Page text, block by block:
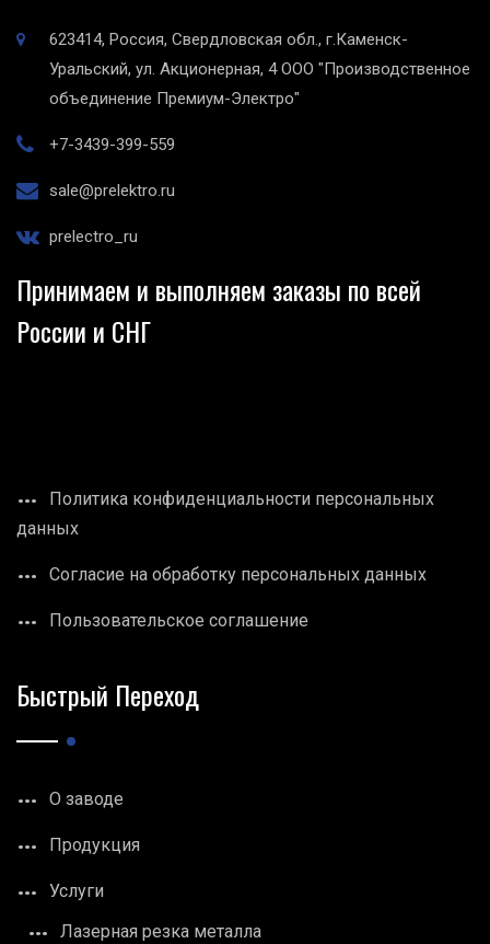
623414, Россия, Свердловская обл., г.Каменск-
Уральский, ул. Акционерная, 4 ООО "Производственное
объединение Премиум-Электро"
+7-3439-399-559
sale@prelektro.ru
prelectro_ru
Принимаем и выполняем заказы по всей
России и СНГ
Политика конфиденциальности персональных
данных
Согласие на обработку персональных данных
Пользовательское соглашение
Быстрый Переход
О заводе
Продукция
Услуги
Лазерная резка металла